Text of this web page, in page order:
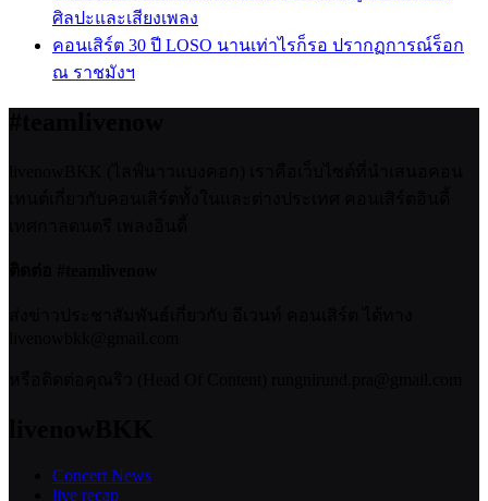
ศิลปะและเสียงเพลง
คอนเสิร์ต 30 ปี LOSO นานเท่าไรก็รอ ปรากฏการณ์ร็อก
ณ ราชมังฯ
Concert News
live recap